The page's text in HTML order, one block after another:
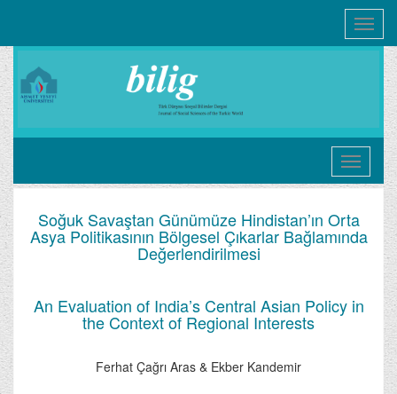
Toggle
Soğuk Savaştan Günümüze Hindistan’ın Orta
Asya Politikasının Bölgesel Çıkarlar Bağlamında
Değerlendirilmesi
An Evaluation of India’s Central Asian Policy in
the Context of Regional Interests
Ferhat Çağrı Aras & Ekber Kandemir